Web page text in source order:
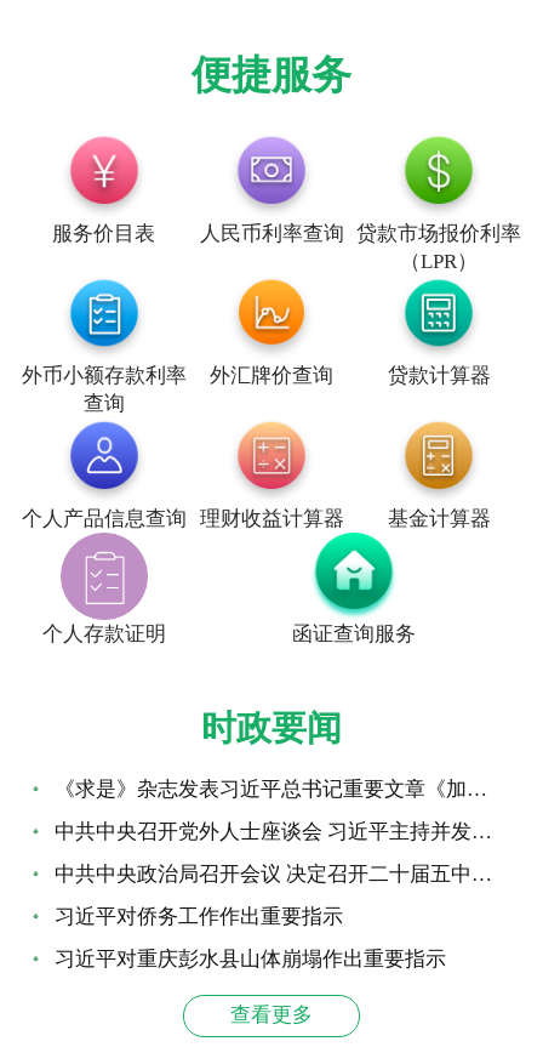
便捷服务
服务价目表 人民币利率查询 贷款市场报价利率
（LPR）
外币小额存款利率
查询
外汇牌价查询 贷款计算器
个人产品信息查询 理财收益计算器 基金计算器
个人存款证明 函证查询服务
时政要闻
《求是》杂志发表习近平总书记重要文章《加快建设健康中国》
中共中央召开党外人士座谈会 习近平主持并发表重要讲话
中共中央政治局召开会议 决定召开二十届五中全会 分析研究当前经...
习近平对侨务工作作出重要指示
习近平对重庆彭水县山体崩塌作出重要指示
查看更多